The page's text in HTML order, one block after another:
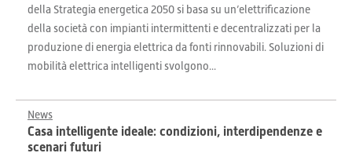
della Strategia energetica 2050 si basa su un’elettrificazione
della società con impianti intermittenti e decentralizzati per la
produzione di energia elettrica da fonti rinnovabili. Soluzioni di
mobilità elettrica intelligenti svolgono...
News
Casa intelligente ideale: condizioni, interdipendenze e
scenari futuri